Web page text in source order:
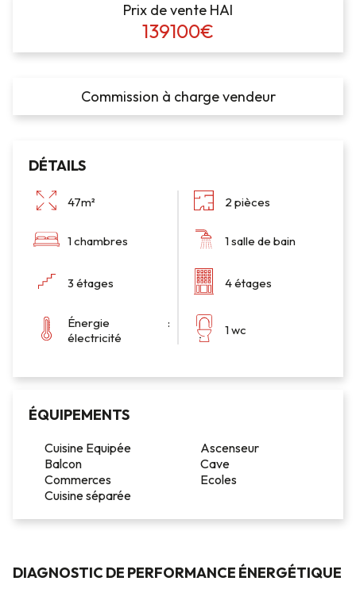
Prix de vente HAI
139100€
Commission à charge vendeur
DÉTAILS
47m² 2 pièces
1 chambres 1 salle de bain
3 étages 4 étages
Énergie :
électricité
1 wc
ÉQUIPEMENTS
Cuisine Equipée
Ascenseur
Balcon
Cave
Commerces
Ecoles
Cuisine séparée
DIAGNOSTIC DE PERFORMANCE ÉNERGÉTIQUE